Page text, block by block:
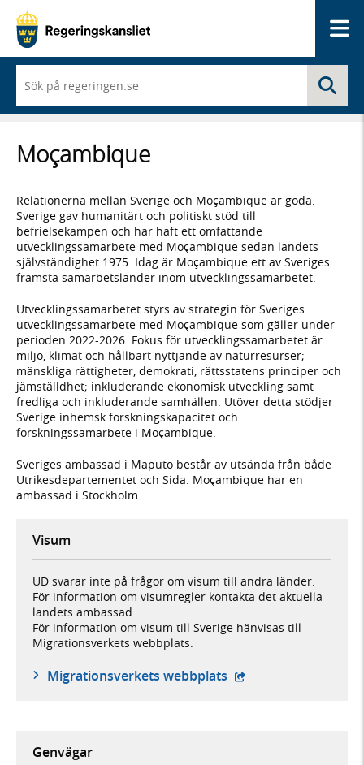
du
börjar
skriva
framträder
en
med
sökförslag
Moçambique
Relationerna mellan Sverige och Moçambique är goda.
Sverige gav humanitärt och politiskt stöd till
befrielsekampen och har haft ett omfattande
utvecklingssamarbete med Moçambique sedan landets
självständighet 1975. Idag är Moçambique ett av Sveriges
främsta samarbetsländer inom utvecklingssamarbetet.
Utvecklingssamarbetet styrs av strategin för Sveriges
utvecklingssamarbete med Moçambique som gäller under
perioden 2022-2026. Fokus för utvecklingssamarbetet är
miljö, klimat och hållbart nyttjande av naturresurser;
mänskliga rättigheter, demokrati, rättsstatens principer och
jämställdhet; inkluderande ekonomisk utveckling samt
fredliga och inkluderande samhällen. Utöver detta stödjer
Sverige inhemsk forskningskapacitet och
forskningssamarbete i Moçambique.
Sveriges ambassad i Maputo består av utsända från både
Utrikesdepartementet och Sida. Moçambique har en
ambassad i Stockholm.
Visum
UD svarar inte på frågor om visum till andra länder.
För information om visumregler kontakta det aktuella
landets ambassad.
För information om visum till Sverige hänvisas till
Migrationsverkets webbplats.
Migrationsverkets webbplats - öppnas i ny flik,
Genvägar